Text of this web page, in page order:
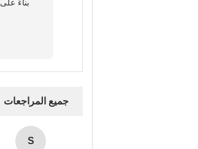
بناءً على 50 مراجعة لهذا المورد
جميع المراجعات
S